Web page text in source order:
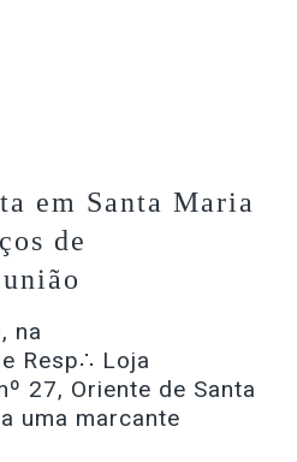
em Santa Maria
de
na
Resp∴ Loja
27, Oriente de Santa
uma marcante